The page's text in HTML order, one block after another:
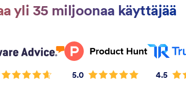
yli 35 miljoonaa käyttäjää
5.0 4.5